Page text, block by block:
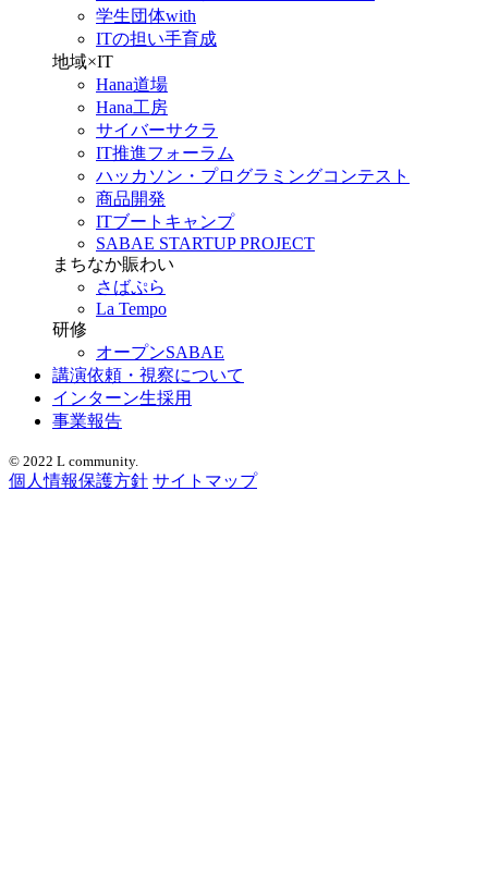
学生団体with
ITの担い手育成
地域×IT
Hana道場
Hana工房
サイバーサクラ
IT推進フォーラム
ハッカソン・プログラミングコンテスト
商品開発
ITブートキャンプ
SABAE STARTUP PROJECT
まちなか賑わい
さばぷら
La Tempo
研修
オープンSABAE
講演依頼・視察について
インターン生採用
事業報告
© 2022 L community.
個人情報保護方針 サイトマップ